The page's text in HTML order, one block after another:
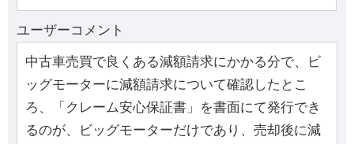
ユーザーコメント
中古車売買で良くある減額請求にかかる分で、ビ
ッグモーターに減額請求について確認したとこ
ろ、「クレーム安心保証書」を書面にて発行でき
るのが、ビッグモーターだけであり、売却後に減